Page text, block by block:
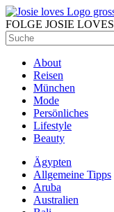
FOLGE JOSIE LOVES
About
Reisen
München
Mode
Persönliches
Lifestyle
Beauty
Ägypten
Allgemeine Tipps
Aruba
Australien